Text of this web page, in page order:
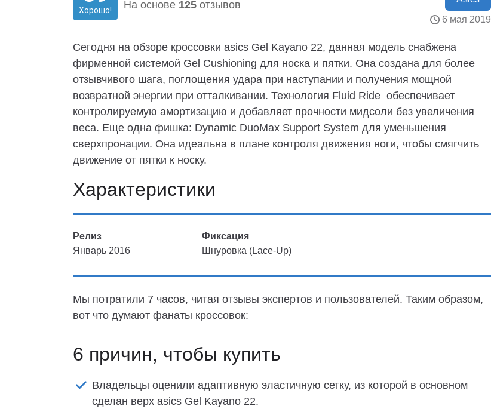
Хорошо! На основе 125 отзывов
6 мая 2019
Сегодня на обзоре кроссовки asics Gel Kayano 22, данная модель снабжена
фирменной системой Gel Cushioning для носка и пятки. Она создана для более
отзывчивого шага, поглощения удара при наступании и получения мощной
возвратной энергии при отталкивании. Технология Fluid Ride обеспечивает
контролируемую амортизацию и добавляет прочности мидсоли без увеличения
веса. Еще одна фишка: Dynamic DuoMax Support System для уменьшения
сверхпронации. Она идеальна в плане контроля движения ноги, чтобы смягчить
движение от пятки к носку.
Характеристики
Релиз
Январь 2016
Фиксация
Шнуровка (Lace-Up)
Мы потратили 7 часов, читая отзывы экспертов и пользователей. Таким образом,
вот что думают фанаты кроссовок:
6 причин, чтобы купить
Владельцы оценили адаптивную эластичную сетку, из которой в основном
сделан верх asics Gel Kayano 22.